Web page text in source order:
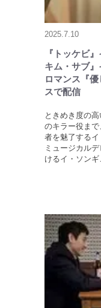
2025.7.10
『トッケビ
キム・サブ
ロマンス『
スで配信
ときめき度の
のキラー役ま
者を魅了する
ミュージカル
けるイ・ソン